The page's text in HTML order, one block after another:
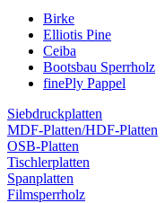
Birke
Elliotis Pine
Ceiba
Bootsbau Sperrholz
finePly Pappel
Siebdruckplatten
MDF-Platten/HDF-Platten
OSB-Platten
Tischlerplatten
Spanplatten
Filmsperrholz